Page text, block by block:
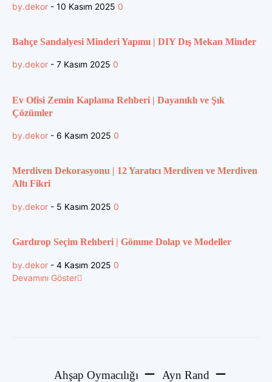
by.dekor - 10 Kasım 2025 0
Bahçe Sandalyesi Minderi Yapımı | DIY Dış Mekan Minder
by.dekor - 7 Kasım 2025 0
Ev Ofisi Zemin Kaplama Rehberi | Dayanıklı ve Şık
Çözümler
by.dekor - 6 Kasım 2025 0
Merdiven Dekorasyonu | 12 Yaratıcı Merdiven ve Merdiven
Altı Fikri
by.dekor - 5 Kasım 2025 0
Gardırop Seçim Rehberi | Gömme Dolap ve Modeller
by.dekor - 4 Kasım 2025 0
Devamını Göster
Ahşap Oymacılığı
Ayn Rand